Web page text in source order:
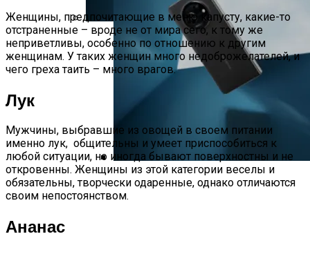
Лучшие Android Смартфоны 2023
Лучшие Android Смартфоны 2023
Женщины, предпочитающие в меню капусту, какие-то
отстраненные – вроде не от мира сего, к тому же
неприветливы, особенно по отношению к другим
женщинам. У таких женщин много недоброжелателей, и
чего греха таить – много врагов.
Лук
Мужчины, выбравшие из овощей в своем питании
именно лук, общительны и умеет приспособиться к
любой ситуации, но иногда бывают поверхностны и не
откровенны. Женщины из этой категории веселы и
обязательны, творчески одаренные, однако отличаются
своим непостоянством.
Ананас